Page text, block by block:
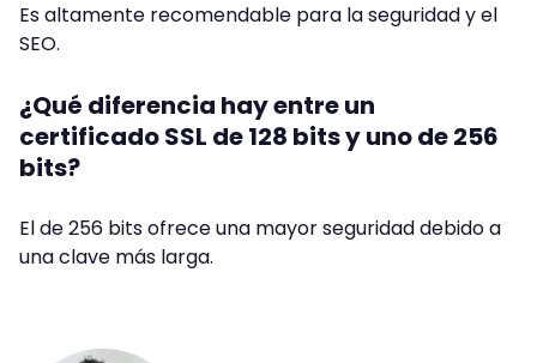
Es altamente recomendable para la seguridad y el
SEO.
¿Qué diferencia hay entre un
certificado SSL de 128 bits y uno de 256
bits?
El de 256 bits ofrece una mayor seguridad debido a
una clave más larga.